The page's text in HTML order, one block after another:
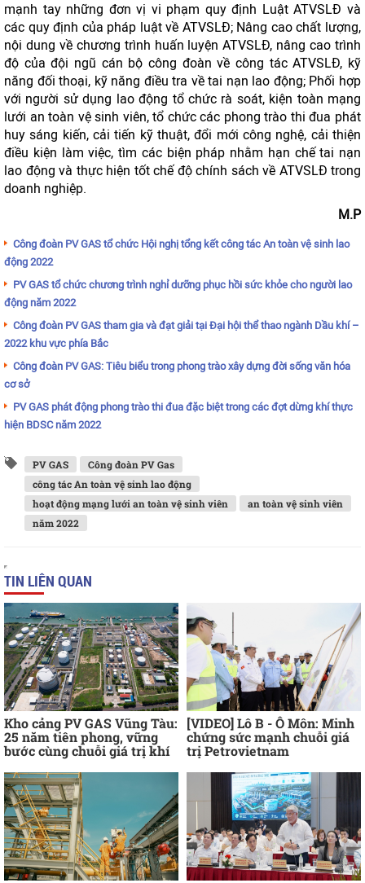
mạnh tay những đơn vị vi phạm quy định Luật ATVSLĐ và
các quy định của pháp luật về ATVSLĐ; Nâng cao chất lượng,
nội dung về chương trình huấn luyện ATVSLĐ, nâng cao trình
độ của đội ngũ cán bộ công đoàn về công tác ATVSLĐ, kỹ
năng đối thoại, kỹ năng điều tra về tai nạn lao động; Phối hợp
với người sử dụng lao động tổ chức rà soát, kiện toàn mạng
lưới an toàn vệ sinh viên, tổ chức các phong trào thi đua phát
huy sáng kiến, cải tiến kỹ thuật, đổi mới công nghệ, cải thiện
điều kiện làm việc, tìm các biện pháp nhằm hạn chế tai nạn
lao động và thực hiện tốt chế độ chính sách về ATVSLĐ trong
doanh nghiệp.
M.P
Công đoàn PV GAS tổ chức Hội nghị tổng kết công tác An toàn vệ sinh lao
động 2022
PV GAS tổ chức chương trình nghỉ dưỡng phục hồi sức khỏe cho người lao
động năm 2022
Công đoàn PV GAS tham gia và đạt giải tại Đại hội thể thao ngành Dầu khí –
2022 khu vực phía Bắc
Công đoàn PV GAS: Tiêu biểu trong phong trào xây dựng đời sống văn hóa
cơ sở
PV GAS phát động phong trào thi đua đặc biệt trong các đợt dừng khí thực
hiện BDSC năm 2022
PV GAS
Công đoàn PV Gas
công tác An toàn vệ sinh lao động
hoạt động mạng lưới an toàn vệ sinh viên
an toàn vệ sinh viên
năm 2022
TIN LIÊN QUAN
Kho cảng PV GAS Vũng Tàu:
25 năm tiên phong, vững
bước cùng chuỗi giá trị khí
[VIDEO] Lô B - Ô Môn: Minh
chứng sức mạnh chuỗi giá
trị Petrovietnam